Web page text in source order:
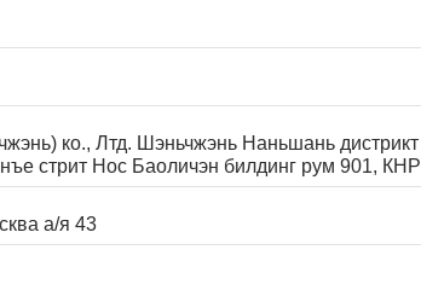
ко., Лтд. Шэньчжэнь Наньшань дистрикт
стрит Нос Баоличэн билдинг рум 901, КНР
а/я 43